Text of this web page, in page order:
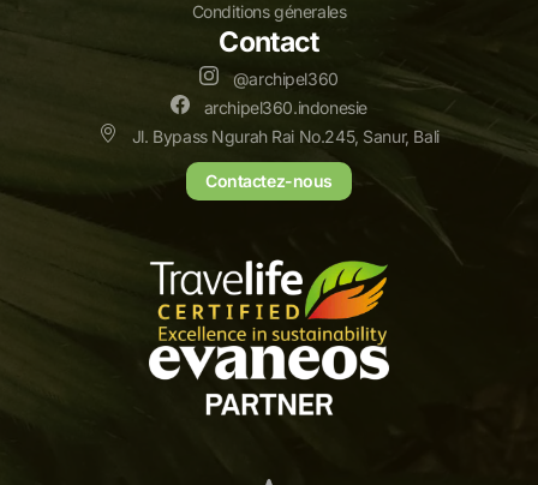
Conditions génerales
Contact
@archipel360
archipel360.indonesie
Jl. Bypass Ngurah Rai No.245, Sanur, Bali
Contactez-nous